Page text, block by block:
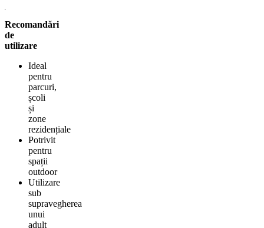
Recomandări
de
utilizare
Ideal
pentru
parcuri,
școli
și
zone
rezidențiale
Potrivit
pentru
spații
outdoor
Utilizare
sub
supravegherea
unui
adult